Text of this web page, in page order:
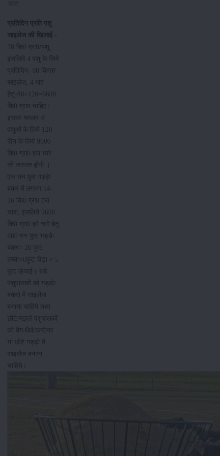
चारा
प्रतिदिन प्रति पशु
साइलेज की खिलाई -
20 कि0 ग्रा0/पशु,
इसलिये 4 पशु के लिये
प्रतिदिन- 80 किग्रा
साइलेज, 4 माह
हेतु-80×120=9600
कि0 ग्राम चाहिए।
इसका मतलब 4
पशुओं के लिये 120
दिन के लिये 9600
कि0 ग्रा0 हरा चारे
की जरुरत होगी ।
एक घन फुट गड्ढ़े/
बंकर में लगभग 14-
16 कि0 ग्रा0 हरा
चारा, इसलिये 9600
कि0 ग्रा0 हरे चारे हेतु
600 घन फुट गड्डे/
बंकर= 20 फुट
लम्बा×6फुट चैड़ा × 5
फुट ऊंचाई। बडे़
पशुपालकों को गड्ढ़ो/
बंकरो में साइलेज
बनाना चाहिये तथा
छोटे/मझले पशुपालकों
को बैग/थैले/कन्टेनर
या छोटे गड्ढ़ो में
साइलेज बनाना
चाहिये।